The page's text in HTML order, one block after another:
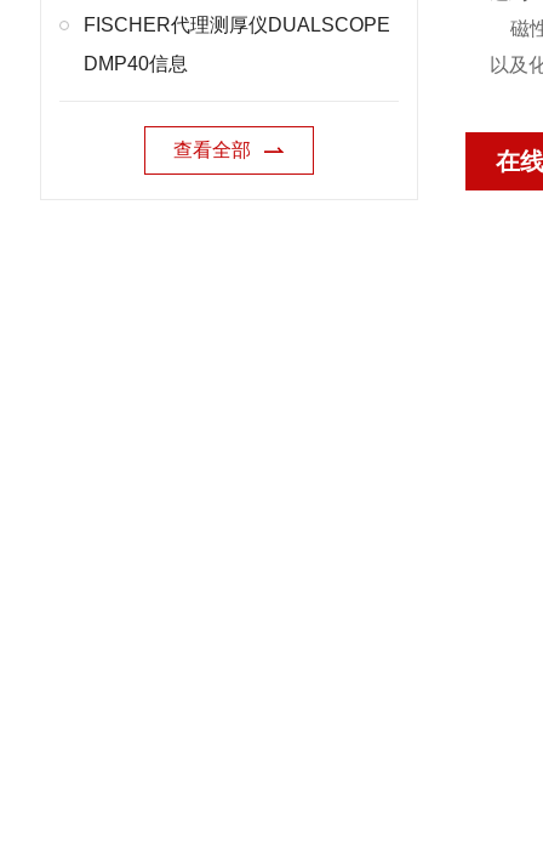
FISCHER代理测厚仪DUALSCOPE
DMP40信息
查看全部
磁
以及
在